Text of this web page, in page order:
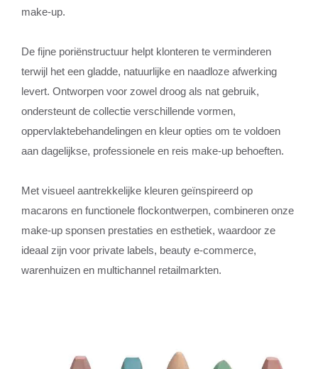
make-up.
De fijne poriënstructuur helpt klonteren te verminderen
terwijl het een gladde, natuurlijke en naadloze afwerking
levert. Ontworpen voor zowel droog als nat gebruik,
ondersteunt de collectie verschillende vormen,
oppervlaktebehandelingen en kleur opties om te voldoen
aan dagelijkse, professionele en reis make-up behoeften.
Met visueel aantrekkelijke kleuren geïnspireerd op
macarons en functionele flockontwerpen, combineren onze
make-up sponsen prestaties en esthetiek, waardoor ze
ideaal zijn voor private labels, beauty e-commerce,
warenhuizen en multichannel retailmarkten.